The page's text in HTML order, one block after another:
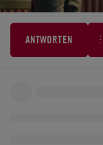
ANTWORTEN